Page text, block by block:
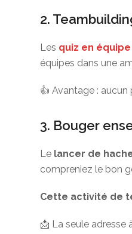
2.
Les quiz en équipe
équipes dans une
👍 Avantage :
3. Bouger
Le lancer de
compreniez le bon
Cette activité de
📩 La seule adresse